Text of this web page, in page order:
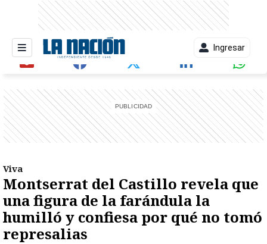
Ingresar
Viva
Montserrat del Castillo revela que
una figura de la farándula la
humilló y confiesa por qué no tomó
represalias